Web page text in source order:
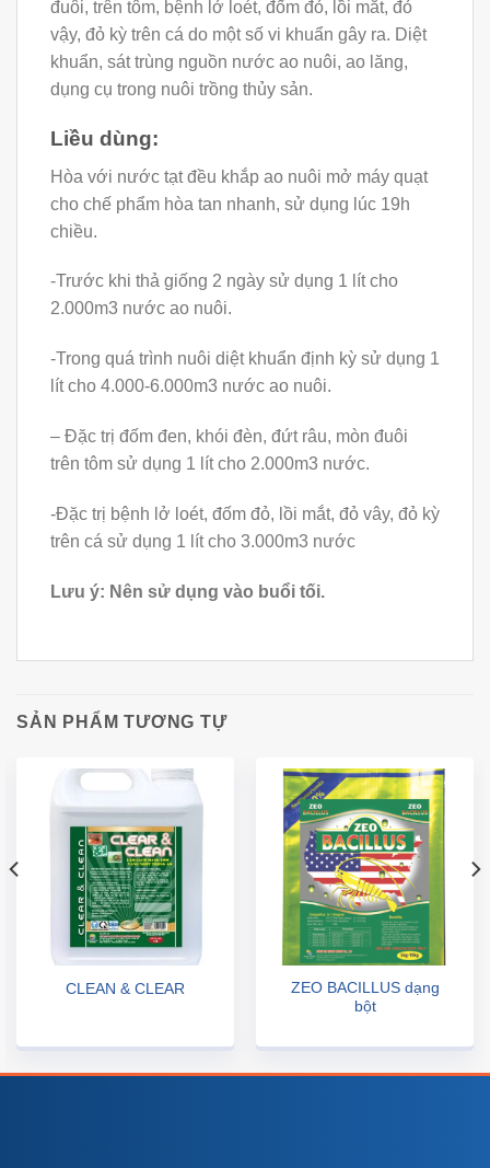
đuôi, trên tôm, bệnh lở loét, đốm đỏ, lồi mắt, đỏ
vậy, đỏ kỳ trên cá do một số vi khuẩn gây ra. Diệt
khuẩn, sát trùng nguồn nước ao nuôi, ao lăng,
dụng cụ trong nuôi trồng thủy sản.
Liều dùng:
Hòa với nước tạt đều khắp ao nuôi mở máy quạt
cho chế phẩm hòa tan nhanh, sử dụng lúc 19h
chiều.
-Trước khi thả giống 2 ngày sử dụng 1 lít cho
2.000m3 nước ao nuôi.
-Trong quá trình nuôi diệt khuẩn định kỳ sử dụng 1
lít cho 4.000-6.000m3 nước ao nuôi.
– Đặc trị đốm đen, khói đèn, đứt râu, mòn đuôi
trên tôm sử dụng 1 lít cho 2.000m3 nước.
-Đặc trị bệnh lở loét, đốm đỏ, lồi mắt, đỏ vây, đỏ kỳ
trên cá sử dụng 1 lít cho 3.000m3 nước
Lưu ý: Nên sử dụng vào buổi tối.
SẢN PHẨM TƯƠNG TỰ
CLEAN & CLEAR
ZEO BACILLUS dạng
bột